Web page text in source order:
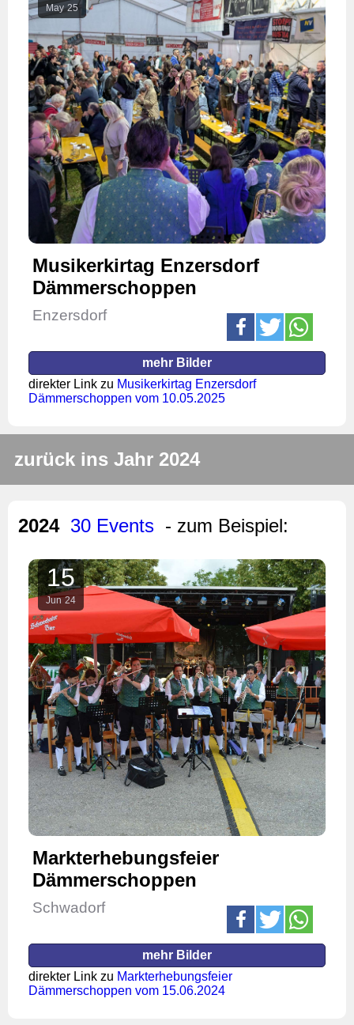
May 25
Musikerkirtag Enzersdorf
Dämmerschoppen
Enzersdorf
mehr Bilder
direkter Link zu Musikerkirtag Enzersdorf
Dämmerschoppen vom 10.05.2025
zurück ins Jahr 2024
2024 30 Events - zum Beispiel:
15
Jun 24
Markterhebungsfeier
Dämmerschoppen
Schwadorf
mehr Bilder
direkter Link zu Markterhebungsfeier
Dämmerschoppen vom 15.06.2024